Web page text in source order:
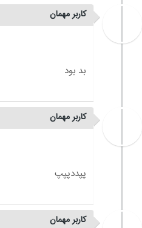
کاربر مهمان
کاربر مهمان
کاربر مهمان